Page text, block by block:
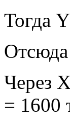
Тогда
Через
= 1600